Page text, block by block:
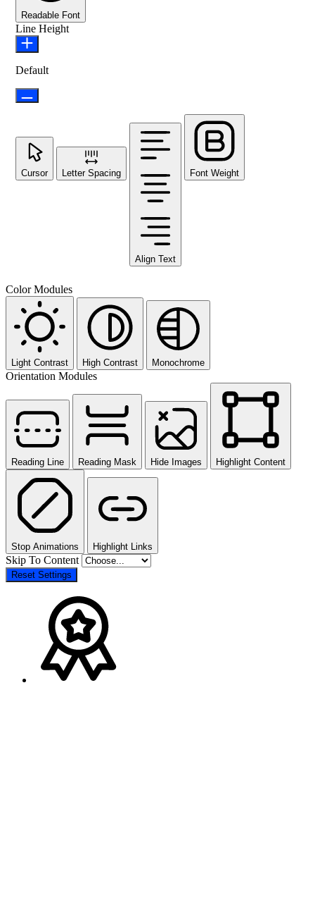
Readable Font
Line Height
Default
Cursor Letter Spacing
Align Text
Font Weight
Color Modules
Light Contrast High Contrast Monochrome
Orientation Modules
Reading Line Reading Mask Hide Images Highlight Content
Stop Animations Highlight Links
Skip To Content
Reset Settings